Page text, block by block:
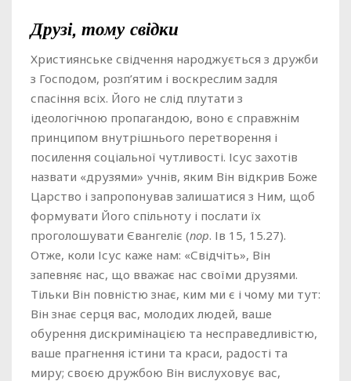
Друзі, тому свідки
Християнське свідчення народжується з дружби
з Господом, розп’ятим і воскреслим задля
спасіння всіх. Його не слід плутати з
ідеологічною пропагандою, воно є справжнім
принципом внутрішнього перетворення і
посилення соціальної чутливості. Ісус захотів
назвати «друзями» учнів, яким Він відкрив Боже
Царство і запропонував залишатися з Ним, щоб
формувати Його спільноту і послати їх
проголошувати Євангеліє (пор. Ів 15, 15.27).
Отже, коли Ісус каже нам: «Свідчіть», Він
запевняє нас, що вважає нас своїми друзями.
Тільки Він повністю знає, ким ми є і чому ми тут:
Він знає серця вас, молодих людей, ваше
обурення дискримінацією та несправедливістю,
ваше прагнення істини та краси, радості та
миру; своєю дружбою Він вислуховує вас,